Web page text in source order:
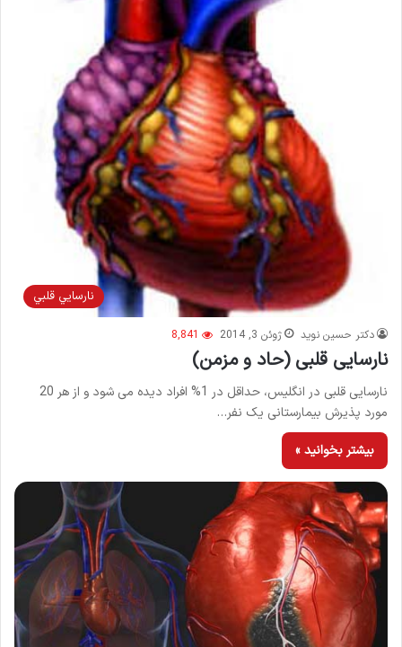
نارسايي قلبي
دکتر حسین نوید ژوئن 3, 2014 8,841
نارسایی قلبی (حاد و مزمن)
نارسایی قلبی در انگلیس، حداقل در 1% افراد دیده می شود و از هر 20
مورد پذیرش بیمارستانی یک نفر…
بیشتر بخوانید »